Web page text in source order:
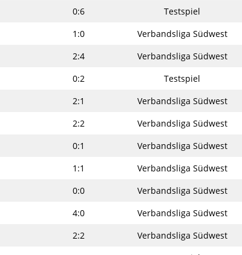
0:6 Testspiel
1:0 Verbandsliga Südwest
2:4 Verbandsliga Südwest
0:2 Testspiel
2:1 Verbandsliga Südwest
2:2 Verbandsliga Südwest
0:1 Verbandsliga Südwest
1:1 Verbandsliga Südwest
0:0 Verbandsliga Südwest
4:0 Verbandsliga Südwest
2:2 Verbandsliga Südwest